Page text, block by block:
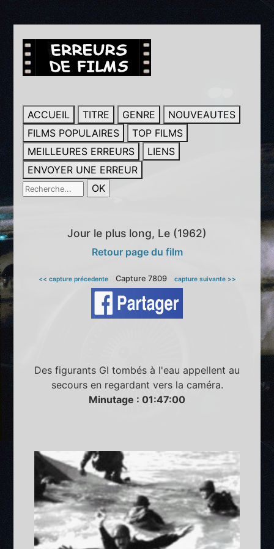
ACCUEIL TITRE GENRE
NOUVEAUTES
FILMS POPULAIRES
TOP FILMS
MEILLEURES ERREURS
LIENS
ENVOYER UNE ERREUR
Jour le plus long, Le (1962)
Retour page du film
<< capture précedenteCapture 7809 capture suivante >>
Des figurants GI tombés à l'eau appellent au
secours en regardant vers la caméra.
Minutage : 01:47:00